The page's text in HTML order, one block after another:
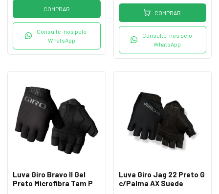
COMPRAR
Consulte-nos pelo
WhatsApp
COMPRAR
Consulte-nos pelo
WhatsApp
Luva Giro Bravo II Gel
Preto Microfibra Tam P
Luva Giro Jag 22 Preto G
c/Palma AX Suede